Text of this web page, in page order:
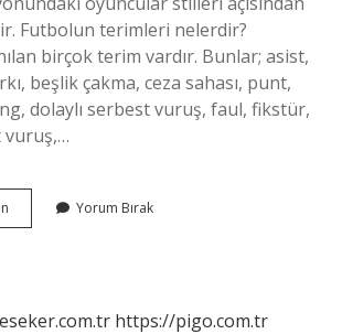
Futbolun terimleri nelerdir?
birçok terim vardır. Bunlar; asist,
beşlik çakma, ceza sahası, punt,
dolaylı serbest vuruş, faul, fikstür,
vuruş,…
Sahaya
Yorum Bırak
https://pigo.com.tr